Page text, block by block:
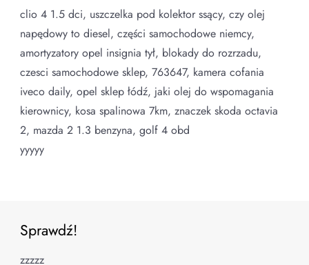
clio 4 1.5 dci, uszczelka pod kolektor ssący, czy olej
napędowy to diesel, części samochodowe niemcy,
amortyzatory opel insignia tył, blokady do rozrzadu,
czesci samochodowe sklep, 763647, kamera cofania
iveco daily, opel sklep łódź, jaki olej do wspomagania
kierownicy, kosa spalinowa 7km, znaczek skoda octavia
2, mazda 2 1.3 benzyna, golf 4 obd
yyyyy
Sprawdź!
zzzzz